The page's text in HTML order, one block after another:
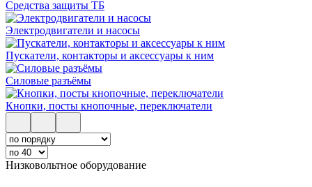
Средства защиты ТБ
Электродвигатели и насосы
Пускатели, контакторы и аксессуары к ним
Силовые разъёмы
Кнопки, посты кнопочные, переключатели
Низковольтное оборудование